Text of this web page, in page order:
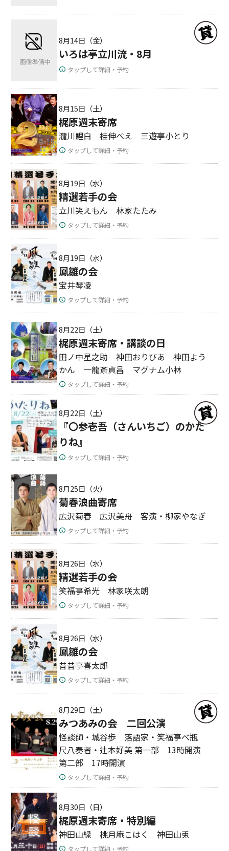
8月14日（金）
いろは亭立川流・8月
タップして詳細・予約
8月15日（土）
梶原週末寄席
瀧川鯉白 桂伸べえ 三遊亭小とり
タップして詳細・予約
8月19日（水）
精選若手の会
立川笑えもん 林家たたみ
タップして詳細・予約
8月19日（水）
鳳雛の会
宝井琴凌
タップして詳細・予約
8月22日（土）
梶原週末寄席・講談の日
田ノ中星之助 神田おりびあ 神田よう
かん 一龍斎貞昌 マグナム小林
タップして詳細・予約
8月22日（土）
『〇参壱吾（さんいちご）のかた
りね』
タップして詳細・予約
8月25日（火）
菊春浪曲寄席
広沢菊春 広沢美舟 客演・柳家やなぎ
タップして詳細・予約
8月26日（水）
精選若手の会
笑福亭希光 林家咲太朗
タップして詳細・予約
8月26日（水）
鳳雛の会
昔昔亭喜太郎
タップして詳細・予約
8月29日（土）
みつあみの会 二回公演
怪談師・城谷歩 落語家・笑福亭べ瓶
尺八奏者・辻本好美 第一部 13時開演
第二部 17時開演
タップして詳細・予約
8月30日（日）
梶原週末寄席・特別編
神田山緑 桃月庵こはく 神田山兎
タップして詳細・予約